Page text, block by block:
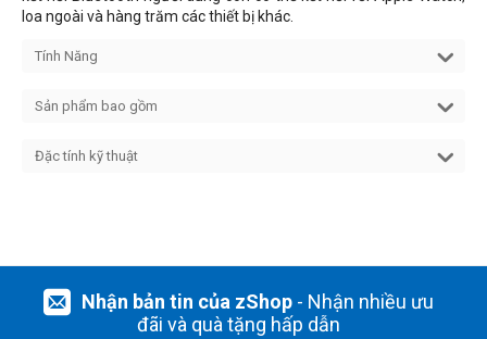
loa ngoài và hàng trăm các thiết bị khác.
Tính Năng
Sản phẩm bao gồm
Đặc tính kỹ thuật
Nhận bản tin của zShop- Nhận nhiều ưu
đãi và quà tặng hấp dẫn